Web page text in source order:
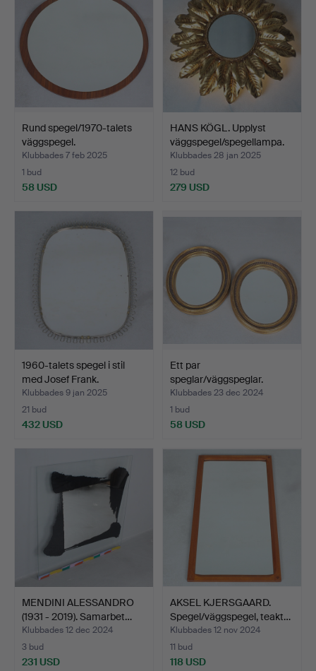
Rund spegel/1970-talets
väggspegel.
Klubbades 7 feb 2025
1 bud
58 USD
HANS KÖGL. Upplyst
väggspegel/spegellampa.
Klubbades 28 jan 2025
12 bud
279 USD
1960-talets spegel i stil
med Josef Frank.
Klubbades 9 jan 2025
21 bud
432 USD
Ett par
speglar/väggspeglar.
Klubbades 23 dec 2024
1 bud
58 USD
MENDINI ALESSANDRO
(1931 - 2019). Samarbet…
Klubbades 12 dec 2024
3 bud
231 USD
AKSEL KJERSGAARD.
Spegel/väggspegel, teakt…
Klubbades 12 nov 2024
11 bud
118 USD